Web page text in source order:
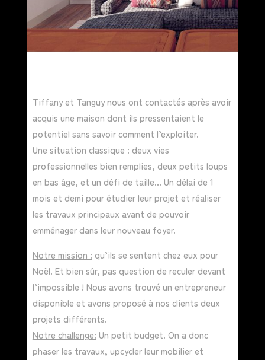
Tiffany et Tanguy nous ont contactés après avoir
acquis une maison dont ils pressentaient le
potentiel sans savoir comment l’exploiter.
Une situation classique : deux vies
professionnelles bien remplies, deux petits loups
en bas âge, et un défi de taille… Un délai de 1
mois et demi pour étudier leur projet et réaliser
les travaux principaux avant de pouvoir
emménager dans leur nouveau foyer.
Notre mission : qu’ils se sentent chez eux pour
Noël. Et bien sûr, pas question de reculer devant
l’impossible ! Nous avons trouvé un entrepreneur
disponible et avons proposé à nos clients deux
projets différents.
Notre challenge: Un petit budget. On a donc
phaser les travaux, upcycler leur mobilier et